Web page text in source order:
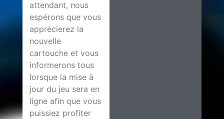
attendant, nous
espérons que vous
apprécierez la
nouvelle
cartouche et vous
informerons tous
lorsque la mise à
jour du jeu sera en
ligne afin que vous
puissiez profiter